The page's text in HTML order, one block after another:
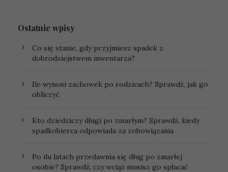
Ostatnie wpisy
Co się stanie, gdy przyjmiesz spadek z
dobrodziejstwem inwentarza?
Ile wynosi zachowek po rodzicach? Sprawdź, jak go
obliczyć
Kto dziedziczy długi po zmarłym? Sprawdź, kiedy
spadkobierca odpowiada za zobowiązania
Po ilu latach przedawnia się dług po zmarłej
osobie? Sprawdź, czy wciąż musisz go spłacać